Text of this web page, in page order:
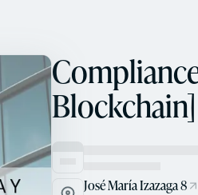
Blockchain]
José María Izazaga 8